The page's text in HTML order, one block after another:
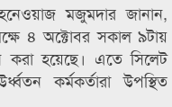
মজুমদার জানান,
৪ অক্টোবর সকাল ৯টায়
হয়েছে। এতে সিলেট
কর্মকর্তারা উপস্থিত